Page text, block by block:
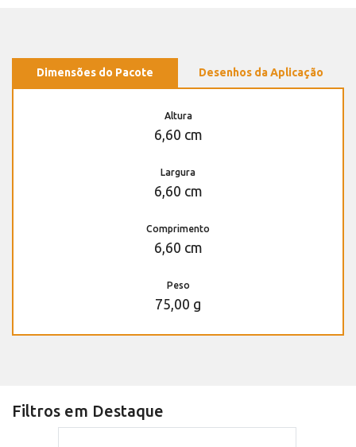
Dimensões do Pacote Desenhos da Aplicação
Altura
6,60 cm
Largura
6,60 cm
Comprimento
6,60 cm
Peso
75,00 g
Filtros em Destaque